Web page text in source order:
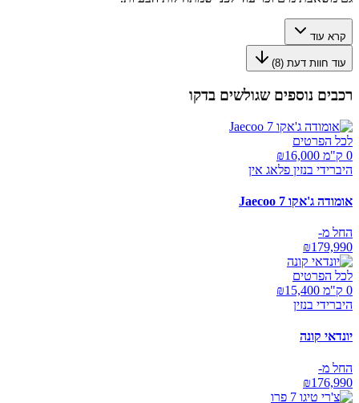
קרא עוד
עוד חוות דעת (8
)
רכבים נוספים שגולשים בדקו
לכל הפרטים
0 ק"מ ₪
16,000
היברידי בנזין פלאג אין
אומודה ג'אקו Jaecoo 7
החל מ-
₪179,990
לכל הפרטים
0 ק"מ ₪
15,400
היברידי בנזין
יונדאי קונה
החל מ-
₪176,990